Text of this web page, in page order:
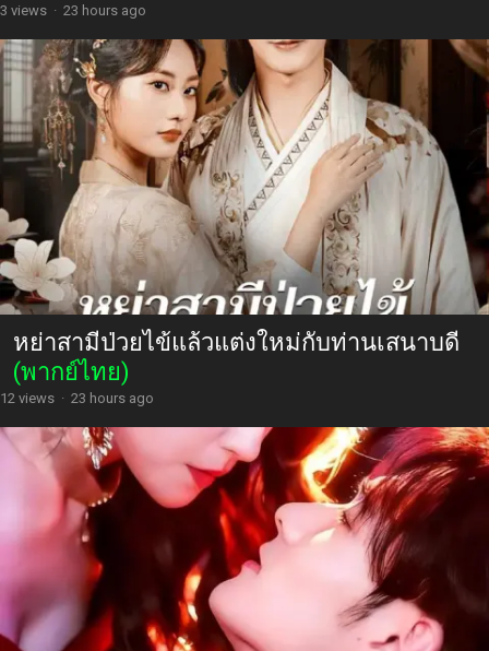
3 views · 23 hours ago
หย่าสามีป่วยไข้แล้วแต่งใหม่กับท่านเสนาบดี
(พากย์ไทย)
12 views · 23 hours ago